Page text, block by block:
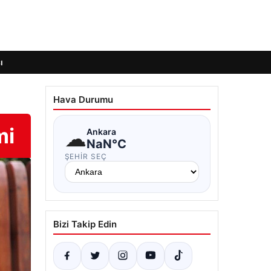
Hava Durumu
☁Ankara
NaN°C
ŞEHIR SEÇ
Bizi Takip Edin